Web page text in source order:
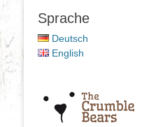
Sprache
Deutsch
English